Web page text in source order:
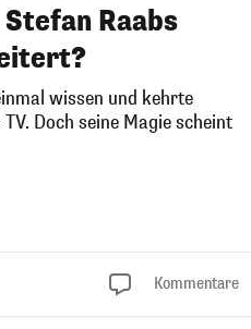
Raabs
wissen und kehrte
Doch seine Magie scheint
Kommentare